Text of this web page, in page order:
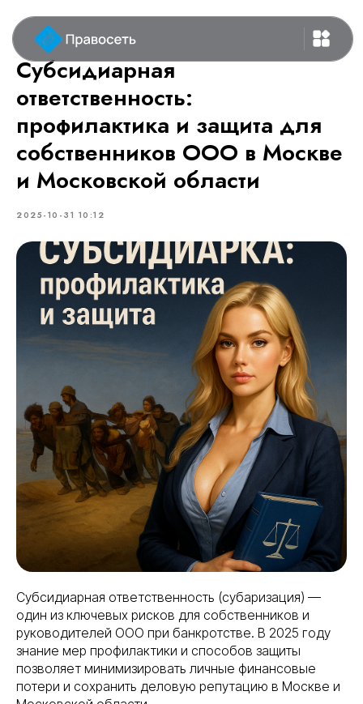
Субсидиарная
ответственность:
профилактика и защита для
собственников ООО в Москве
и Московской области
2025-10-31 10:12
Субсидиарная ответственность (субаризация) —
один из ключевых рисков для собственников и
руководителей ООО при банкротстве. В 2025 году
знание мер профилактики и способов защиты
позволяет минимизировать личные финансовые
потери и сохранить деловую репутацию в Москве и